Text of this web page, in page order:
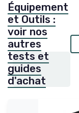
Équipement
et Outils :
voir nos
autres
tests et
guides
d'achat